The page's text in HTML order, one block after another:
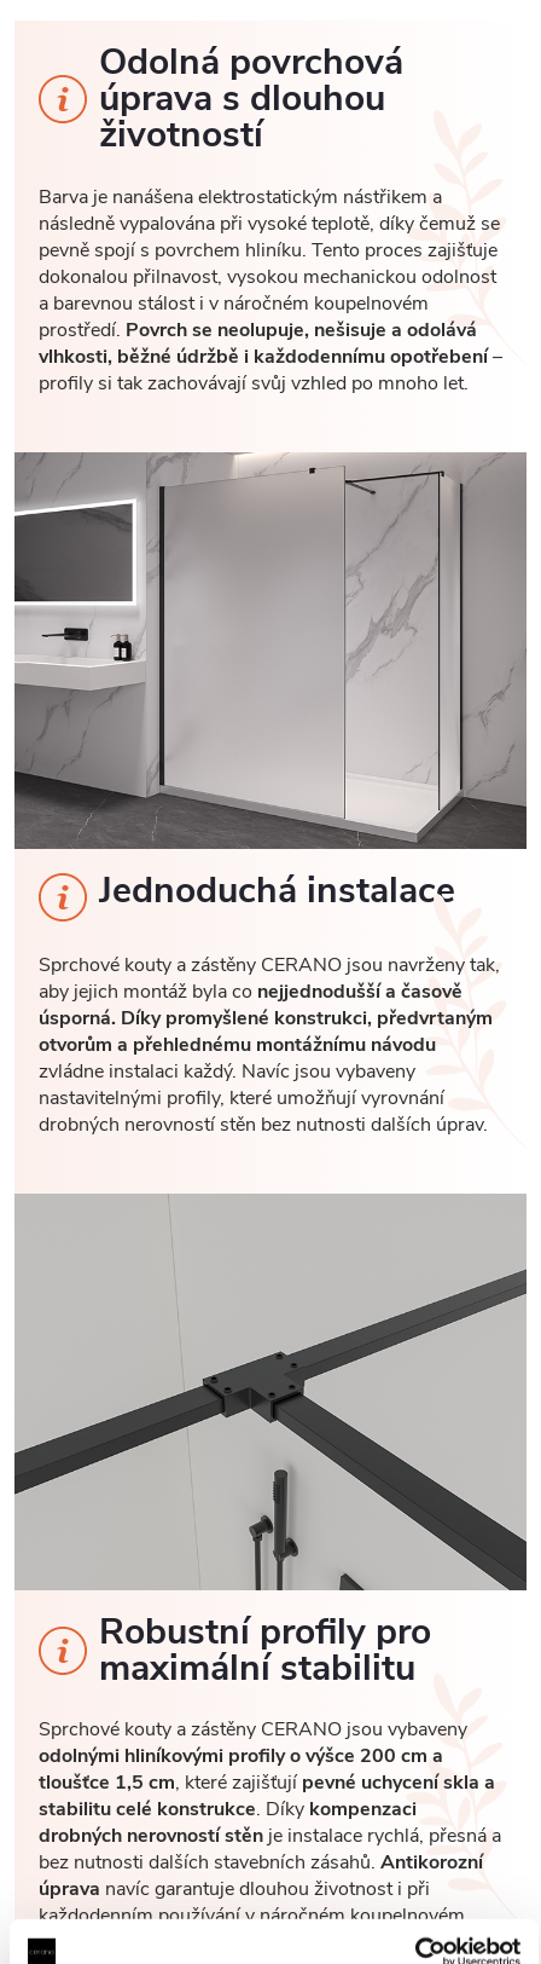
Odolná povrchová
úprava s dlouhou
životností
Barva je nanášena elektrostatickým nástřikem a
následně vypalována při vysoké teplotě, díky čemuž se
pevně spojí s povrchem hliníku. Tento proces zajišťuje
dokonalou přilnavost, vysokou mechanickou odolnost
a barevnou stálost i v náročném koupelnovém
prostředí. Povrch se neolupuje, nešisuje a odolává
vlhkosti, běžné údržbě i každodennímu opotřebení–
profily si tak zachovávají svůj vzhled po mnoho let.
Jednoduchá instalace
Sprchové kouty a zástěny CERANO jsou navrženy tak,
aby jejich montáž byla co nejjednodušší a časově
úsporná. Díky promyšlené konstrukci, předvrtaným
otvorům a přehlednému montážnímu návodu
zvládne instalaci každý. Navíc jsou vybaveny
nastavitelnými profily, které umožňují vyrovnání
drobných nerovností stěn bez nutnosti dalších úprav.
Robustní profily pro
maximální stabilitu
Sprchové kouty a zástěny CERANO jsou vybaveny
odolnými hliníkovými profily o výšce 200 cm a
tloušťce 1,5 cm, které zajišťujípevné uchycení skla a
stabilitu celé konstrukce. Díky kompenzaci
drobných nerovností stěnje instalace rychlá, přesná a
bez nutnosti dalších stavebních zásahů. Antikorozní
úprava navíc garantuje dlouhou životnost i při
každodenním používání v náročném koupelnovém
prostředí..